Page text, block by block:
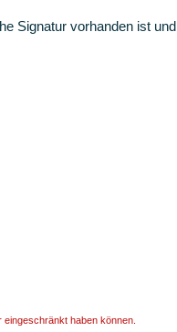
Signatur vorhanden ist und
haben können.